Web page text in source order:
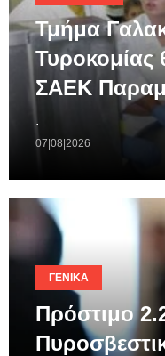
Τμήμα
Τυροκομίας
ΣΑΕΚ
.
07|08|2026
ΓΕΝΙΚΆ
Πρόστιμο